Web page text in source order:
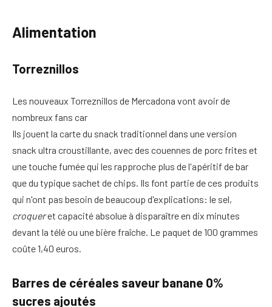
Alimentation
Torreznillos
Les nouveaux Torreznillos de Mercadona vont avoir de
nombreux fans car
Ils jouent la carte du snack traditionnel dans une version
snack ultra croustillante, avec des couennes de porc frites et
une touche fumée qui les rapproche plus de l'apéritif de bar
que du typique sachet de chips. Ils font partie de ces produits
qui n'ont pas besoin de beaucoup d'explications: le sel,
croqueret capacité absolue à disparaître en dix minutes
devant la télé ou une bière fraîche. Le paquet de 100 grammes
coûte 1,40 euros.
Barres de céréales saveur banane 0%
sucres ajoutés